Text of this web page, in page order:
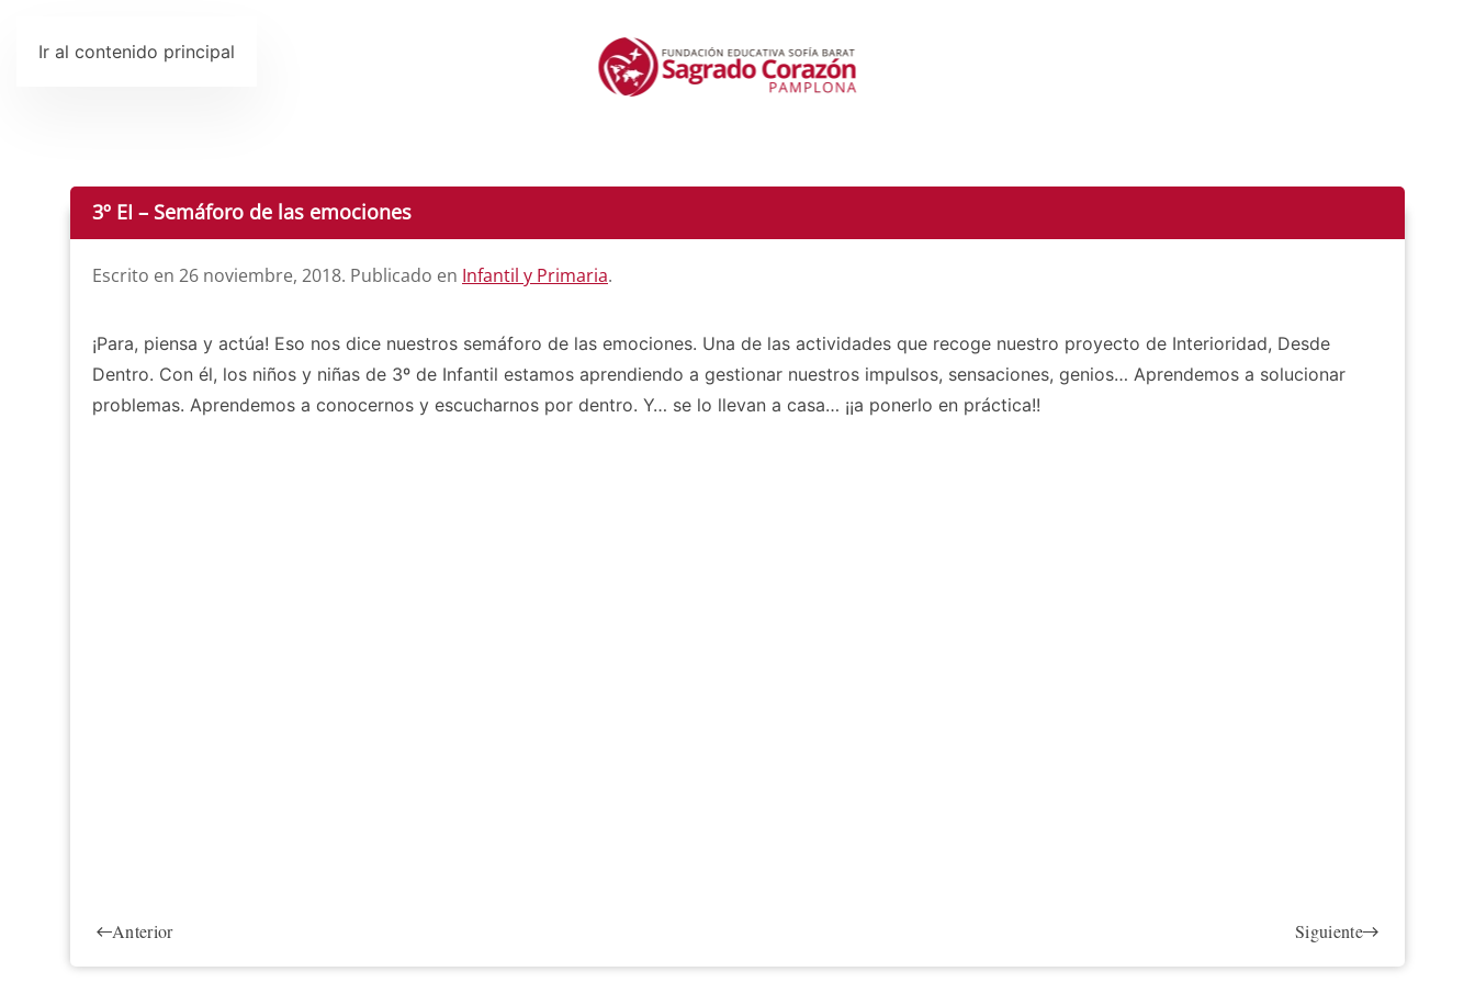
Ir al contenido principal
3º EI – Semáforo de las emociones
Escrito en 26 noviembre, 2018. Publicado en Infantil y Primaria.
¡Para, piensa y actúa! Eso nos dice nuestros semáforo de las emociones. Una de las actividades que recoge nuestro proyecto de Interioridad, Desde
Dentro. Con él, los niños y niñas de 3º de Infantil estamos aprendiendo a gestionar nuestros impulsos, sensaciones, genios… Aprendemos a solucionar
problemas. Aprendemos a conocernos y escucharnos por dentro. Y… se lo llevan a casa… ¡¡a ponerlo en práctica!!
Anterior Siguiente